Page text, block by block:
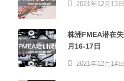
2021年12月13日
株洲FMEA潜在
月16-17日
2021年12月14日